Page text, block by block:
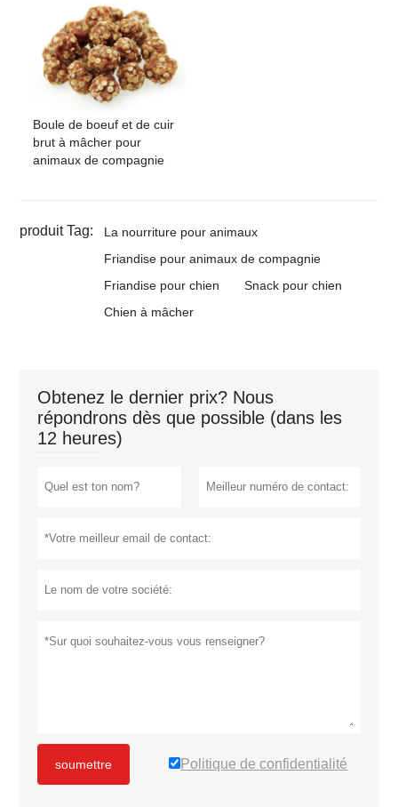
Boule de boeuf et de cuir
brut à mâcher pour
animaux de compagnie
produit Tag:
La nourriture pour animaux
Friandise pour animaux de compagnie
Friandise pour chien
Snack pour chien
Chien à mâcher
Obtenez le dernier prix? Nous
répondrons dès que possible (dans les
12 heures)
soumettre Politique de confidentialité